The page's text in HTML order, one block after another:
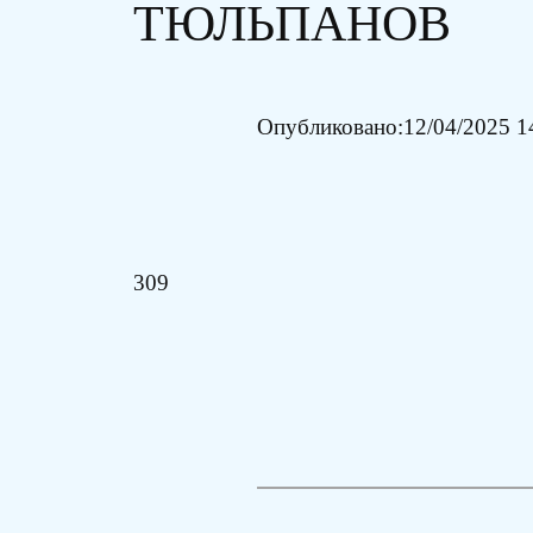
ТЮЛЬПАНОВ
Опубликовано:12/04/2025
309